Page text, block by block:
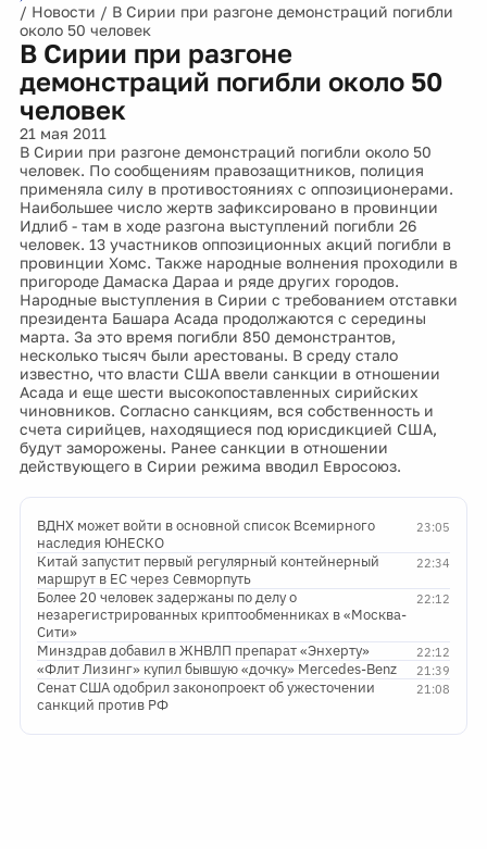
/ Новости / В Сирии при разгоне демонстраций погибли
около 50 человек
В Сирии при разгоне
демонстраций погибли около 50
человек
21 мая 2011
В Сирии при разгоне демонстраций погибли около 50
человек. По сообщениям правозащитников, полиция
применяла силу в противостояниях с оппозиционерами.
Наибольшее число жертв зафиксировано в провинции
Идлиб - там в ходе разгона выступлений погибли 26
человек. 13 участников оппозиционных акций погибли в
провинции Хомс. Также народные волнения проходили в
пригороде Дамаска Дараа и ряде других городов.
Народные выступления в Сирии с требованием отставки
президента Башара Асада продолжаются с середины
марта. За это время погибли 850 демонстрантов,
несколько тысяч были арестованы. В среду стало
известно, что власти США ввели санкции в отношении
Асада и еще шести высокопоставленных сирийских
чиновников. Согласно санкциям, вся собственность и
счета сирийцев, находящиеся под юрисдикцией США,
будут заморожены. Ранее санкции в отношении
действующего в Сирии режима вводил Евросоюз.
23:05
ВДНХ может войти в основной список Всемирного
наследия ЮНЕСКО
22:34
Китай запустит первый регулярный контейнерный
маршрут в ЕС через Севморпуть
22:12
Более 20 человек задержаны по делу о
незарегистрированных криптообменниках в «Москва-
Сити»
22:12
Минздрав добавил в ЖНВЛП препарат «Энхерту»
21:39
«Флит Лизинг» купил бывшую «дочку» Mercedes-Benz
21:08
Сенат США одобрил законопроект об ужесточении
санкций против РФ